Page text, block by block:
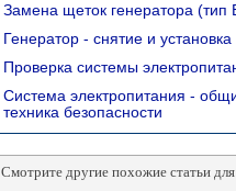
Замена щеток генератора (тип
Генератор - снятие и установка
Проверка системы
Система электропитания -
техника безопасности
Смотрите другие похожие статьи